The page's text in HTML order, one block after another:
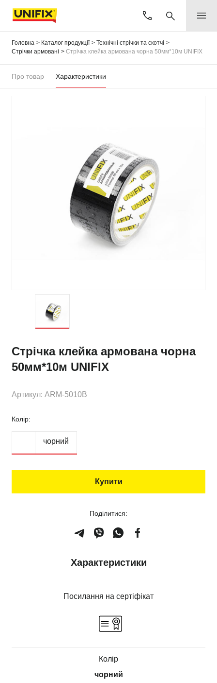
Головна Каталог продукції
Технічні стрічки та скотчі
Стрічки армовані
Стрічка клейка армована чорна 50мм*10м UNIFIX
Про товар Характеристики
Стрічка клейка армована чорна
50мм*10м UNIFIX
Артикул: ARM-5010B
Колір:
чорний
Купити
Поділитися:
Характеристики
Посилання на сертіфікат
Колір
чорний